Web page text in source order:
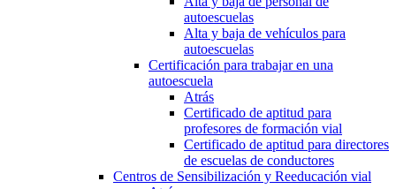
autoescuelas
Alta y baja de vehículos para
autoescuelas
Certificación para trabajar en una
autoescuela
Atrás
Certificado de aptitud para
profesores de formación vial
Certificado de aptitud para directores
de escuelas de conductores
Centros de Sensibilización y Reeducación vial